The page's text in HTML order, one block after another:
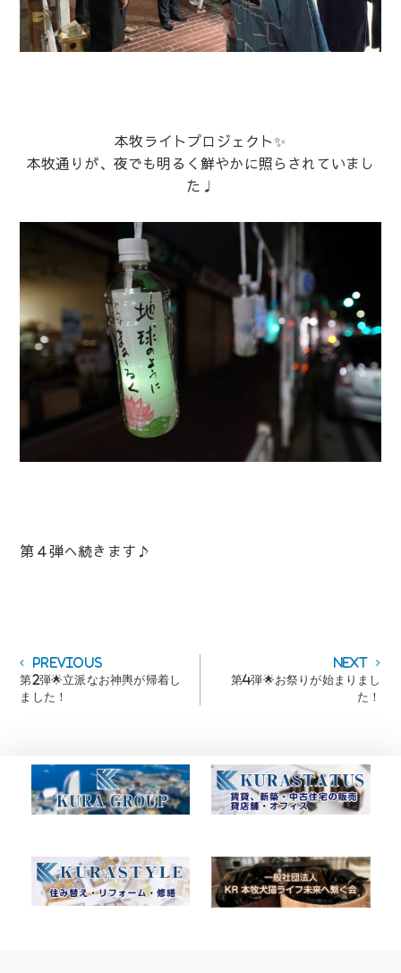
本牧ライトプロジェクト✨
本牧通りが、夜でも明るく鮮やかに照らされていまし
た♩
第４弾へ続きます♪
投
稿
ナ
シ
ョ
PreviousPrevious
post:
第2弾🌟立派なお神輿が帰着し
ました！
Next
post:
第4弾🌟お祭りが始まりまし
た！